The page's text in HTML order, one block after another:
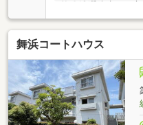
〇トイレ・洗面室
〇建具交換〇巾木
ーゼット造作〇玄
インターホン交換
舞浜コートハウス